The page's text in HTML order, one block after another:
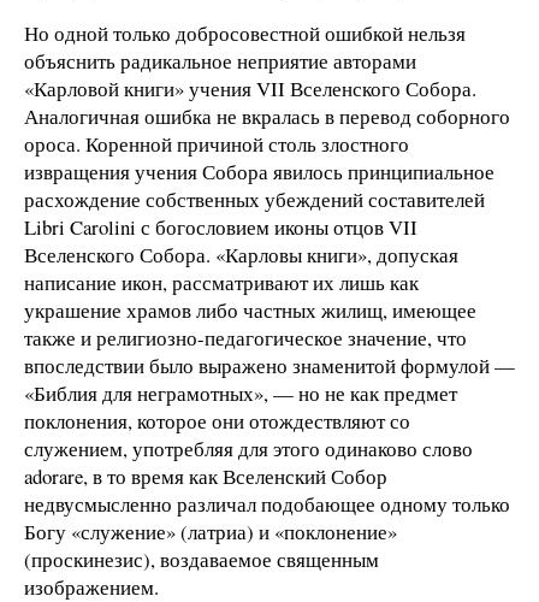
Но одной только добросовестной ошибкой нельзя
объяснить радикальное неприятие авторами
«Карловой книги» учения VII Вселенского Собора.
Аналогичная ошибка не вкралась в перевод соборного
ороса. Коренной причиной столь злостного
извращения учения Собора явилось принципиальное
расхождение собственных убеждений составителей
Libri Carolini с богословием иконы отцов VII
Вселенского Собора. «Карловы книги», допуская
написание икон, рассматривают их лишь как
украшение храмов либо частных жилищ, имеющее
также и религиозно-педагогическое значение, что
впоследствии было выражено знаменитой формулой —
«Библия для неграмотных», — но не как предмет
поклонения, которое они отождествляют со
служением, употребляя для этого одинаково слово
adorare, в то время как Вселенский Собор
недвусмысленно различал подобающее одному только
Богу «служение» (латриа) и «поклонение»
(проскинезис), воздаваемое священным
изображением.